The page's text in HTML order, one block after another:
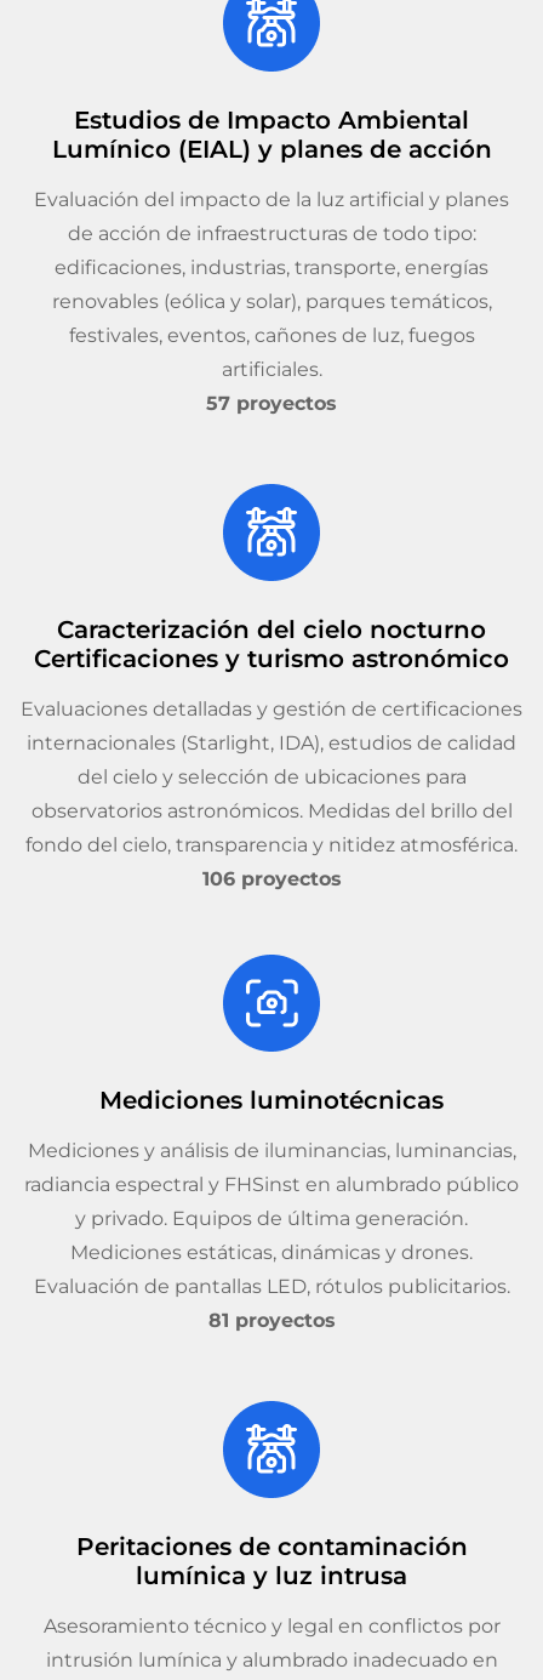
Estudios de Impacto Ambiental
Lumínico (EIAL) y planes de acción
Evaluación del impacto de la luz artificial y planes
de acción de infraestructuras de todo tipo:
edificaciones, industrias, transporte, energías
renovables (eólica y solar), parques temáticos,
festivales, eventos, cañones de luz, fuegos
artificiales.
57 proyectos
Caracterización del cielo nocturno
Certificaciones y turismo astronómico
Evaluaciones detalladas y gestión de certificaciones
internacionales (Starlight, IDA), estudios de calidad
del cielo y selección de ubicaciones para
observatorios astronómicos. Medidas del brillo del
fondo del cielo, transparencia y nitidez atmosférica.
106 proyectos
Mediciones luminotécnicas
Mediciones y análisis de iluminancias, luminancias,
radiancia espectral y FHSinst en alumbrado público
y privado. Equipos de última generación.
Mediciones estáticas, dinámicas y drones.
Evaluación de pantallas LED, rótulos publicitarios.
81 proyectos
Peritaciones de contaminación
lumínica y luz intrusa
Asesoramiento técnico y legal en conflictos por
intrusión lumínica y alumbrado inadecuado en